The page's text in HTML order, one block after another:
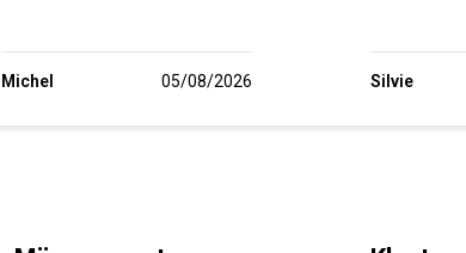
Michel 05/08/2026 Silvie